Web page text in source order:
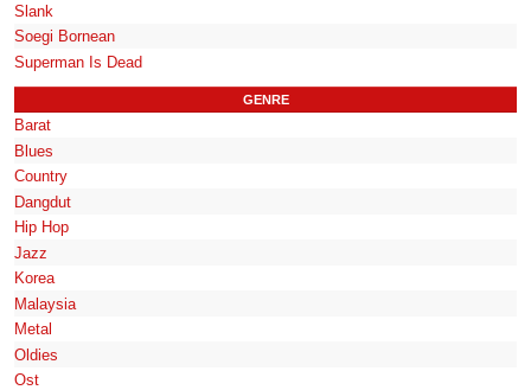
Slank
Soegi Bornean
Superman Is Dead
GENRE
Barat
Blues
Country
Dangdut
Hip Hop
Jazz
Korea
Malaysia
Metal
Oldies
Ost